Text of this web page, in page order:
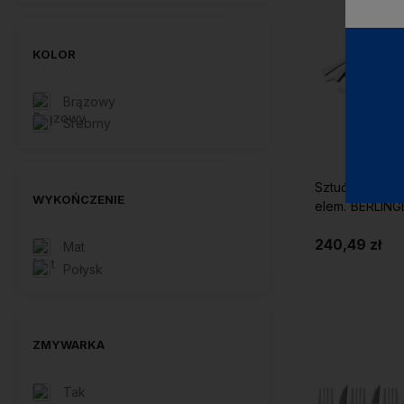
KOLOR
Brązowy
Srebrny
WYKOŃCZENIE
Mat
Połysk
ZMYWARKA
Tak
Sztućce
elem.
240,49 zł